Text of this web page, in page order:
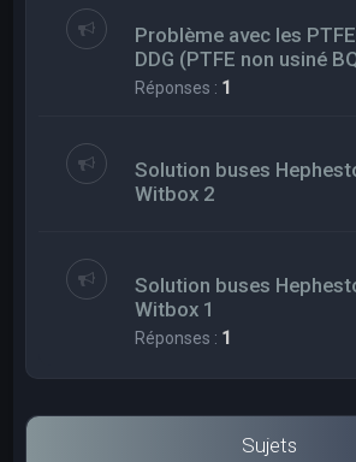
Problème avec les
DDG (PTFE non usiné
Réponses : 1
Solution buses
Witbox 2
Solution buses
Witbox 1
Réponses : 1
Sujets